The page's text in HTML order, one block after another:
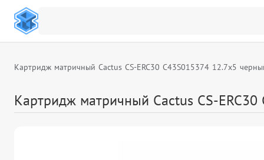
Картридж матричный Cactus CS-ERC30 C43S015374 12.7x5
Картридж матричный Cactus CS-